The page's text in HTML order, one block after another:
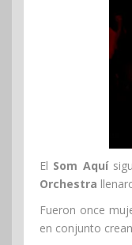
El Som Aquí
Orchestra
Fueron once
en conjunto